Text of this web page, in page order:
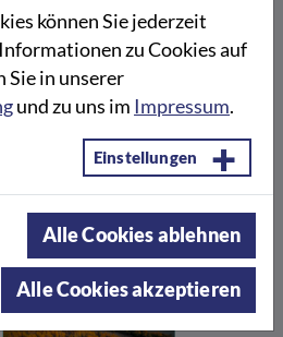
wie die
Schneiden,
Untertitel (auch
Datei), Textfelder und Filter
VEED-Tools ist
können Sie jederzeit
zu Cookies auf
Sie in unserer
und zu uns im Impressum.
Einstellungen
Alle Cookies ablehnen
Alle Cookies akzeptieren